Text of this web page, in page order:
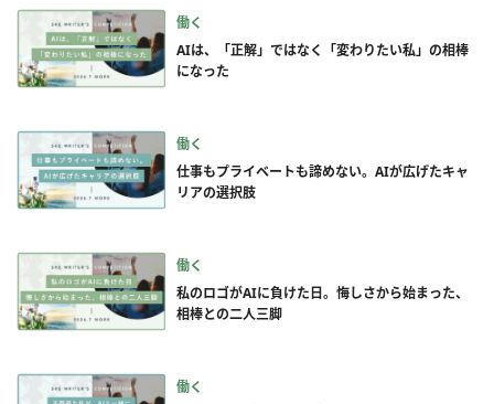
働く
AIは、「正解」ではなく「変わりたい私」の相棒
になった
働く
仕事もプライベートも諦めない。AIが広げたキャ
リアの選択肢
働く
私のロゴがAIに負けた日。悔しさから始まった、
相棒との二人三脚
働く